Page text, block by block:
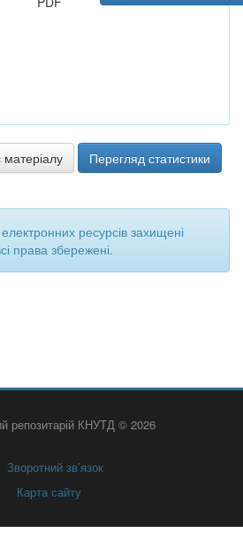
Перегляд статистики
електронних ресурсів захищені
права збережені.
репозитарій КНУТД © 2026
Зворотний зв’язок
Карта сайту